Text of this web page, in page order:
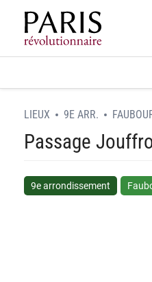
Home
LIEUX 9E ARR.
Passage
9e arrondissement